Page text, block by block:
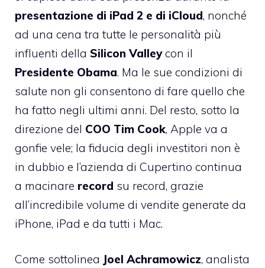
presentazione di iPad 2 e di iCloud, nonché
ad una cena tra tutte le personalità più
influenti della Silicon Valleycon il
Presidente Obama. Ma le sue condizioni di
salute non gli consentono di fare quello che
ha fatto negli ultimi anni. Del resto, sotto la
direzione del COO Tim Cook, Apple va a
gonfie vele; la fiducia degli investitori non è
in dubbio e l’azienda di Cupertino continua
a macinare record su record, grazie
all’incredibile volume di vendite generate da
iPhone, iPad e da tutti i Mac.
Come sottolinea Joel Achramowicz, analista